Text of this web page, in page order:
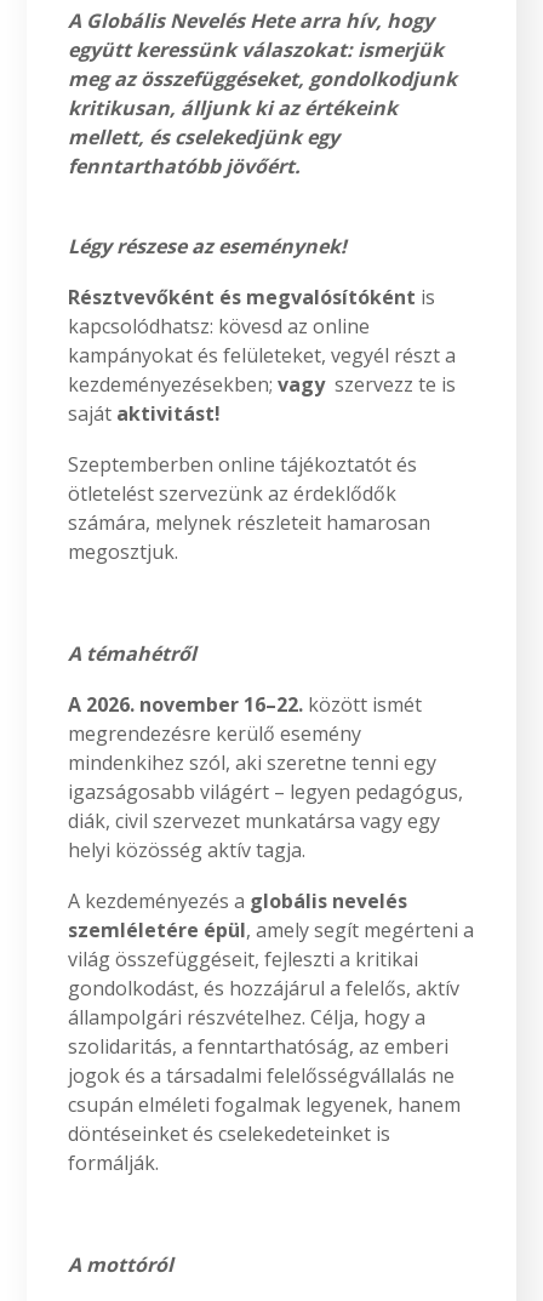
A Globális Nevelés Hete arra hív, hogy
együtt keressünk válaszokat: ismerjük
meg az összefüggéseket, gondolkodjunk
kritikusan, álljunk ki az értékeink
mellett, és cselekedjünk egy
fenntarthatóbb jövőért.
Légy részese az eseménynek!
Résztvevőként és megvalósítóként is
kapcsolódhatsz: kövesd az online
kampányokat és felületeket, vegyél részt a
kezdeményezésekben; vagy szervezz te is
saját aktivitást!
Szeptemberben online tájékoztatót és
ötletelést szervezünk az érdeklődők
számára, melynek részleteit hamarosan
megosztjuk.
A témahétről
A 2026. november 16–22. között ismét
megrendezésre kerülő esemény
mindenkihez szól, aki szeretne tenni egy
igazságosabb világért – legyen pedagógus,
diák, civil szervezet munkatársa vagy egy
helyi közösség aktív tagja.
A kezdeményezés a globális nevelés
szemléletére épül, amely segít megérteni a
világ összefüggéseit, fejleszti a kritikai
gondolkodást, és hozzájárul a felelős, aktív
állampolgári részvételhez. Célja, hogy a
szolidaritás, a fenntarthatóság, az emberi
jogok és a társadalmi felelősségvállalás ne
csupán elméleti fogalmak legyenek, hanem
döntéseinket és cselekedeteinket is
formálják.
A mottóról